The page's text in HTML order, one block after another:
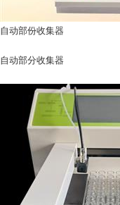
自动部份收集器
自动部分收集器